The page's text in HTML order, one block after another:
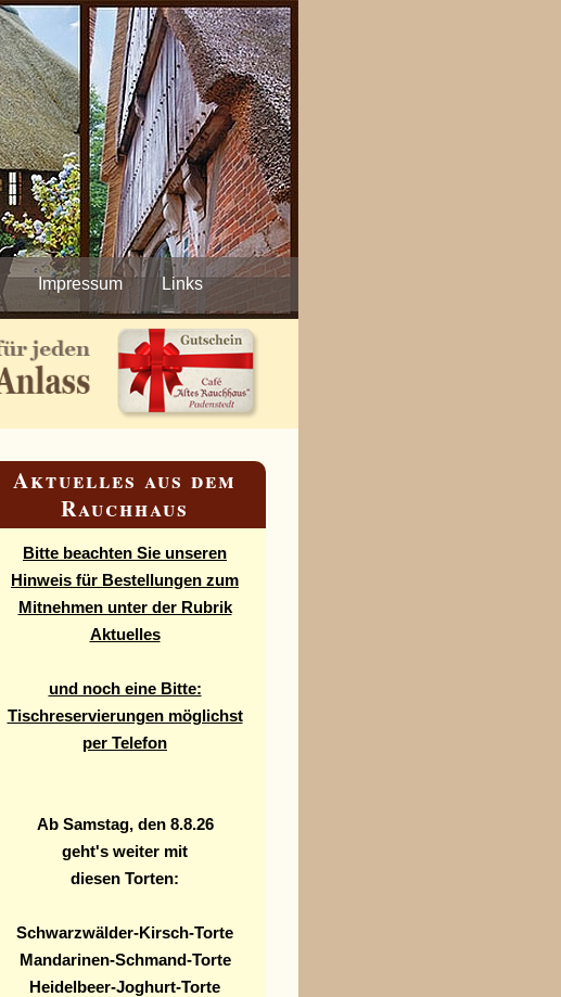
Impressum Links
Aktuelles aus dem
Rauchhaus
Bitte beachten Sie unseren
Hinweis für Bestellungen zum
Mitnehmen unter der Rubrik
Aktuelles
und noch eine Bitte:
Tischreservierungen möglichst
per Telefon
Ab Samstag, den 8.8.26
geht's weiter mit
diesen Torten:
Schwarzwälder-Kirsch-Torte
Mandarinen-Schmand-Torte
Heidelbeer-Joghurt-Torte